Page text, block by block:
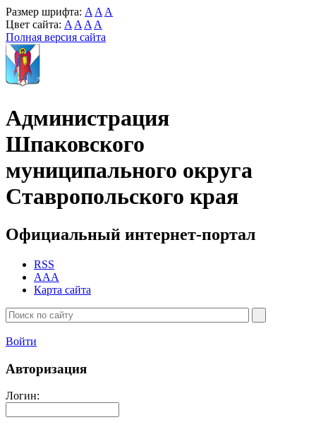
Размер шрифта: A A A
Цвет сайта: A A A A
Полная версия сайта
Администрация
Шпаковского
муниципального округа
Ставропольского края
Официальный интернет-портал
RSS
AAA
Карта сайта
Войти
Авторизация
Логин: